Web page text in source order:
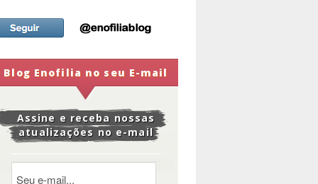
Blog Enofilia no seu E-mail
Assine e receba nossas
atualizações no e-mail